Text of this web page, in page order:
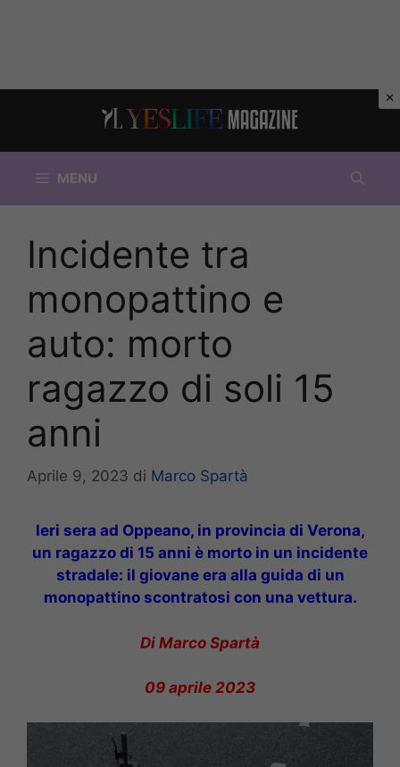
MENU
Incidente tra
monopattino e
auto: morto
ragazzo di soli 15
anni
Aprile 9, 2023 di Marco Spartà
Ieri sera ad Oppeano, in provincia di Verona,
un ragazzo di 15 anni è morto in un incidente
stradale: il giovane era alla guida di un
monopattino scontratosi con una vettura.
Di Marco Spartà
09 aprile 2023